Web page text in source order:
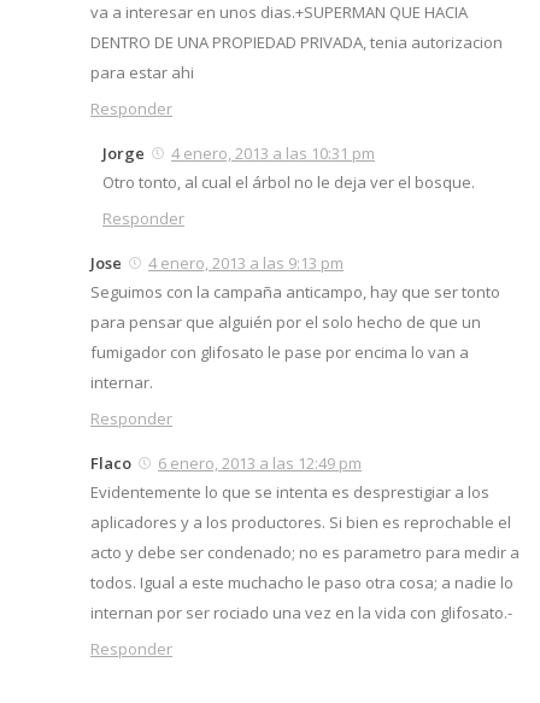
va a interesar en unos dias.+SUPERMAN QUE HACIA
DENTRO DE UNA PROPIEDAD PRIVADA, tenia autorizacion
para estar ahi
Responder
Jorge
4 enero, 2013 a las 10:31 pm
Otro tonto, al cual el árbol no le deja ver el bosque.
Responder
Jose
4 enero, 2013 a las 9:13 pm
Seguimos con la campaña anticampo, hay que ser tonto
para pensar que alguién por el solo hecho de que un
fumigador con glifosato le pase por encima lo van a
internar.
Responder
Flaco
6 enero, 2013 a las 12:49 pm
Evidentemente lo que se intenta es desprestigiar a los
aplicadores y a los productores. Si bien es reprochable el
acto y debe ser condenado; no es parametro para medir a
todos. Igual a este muchacho le paso otra cosa; a nadie lo
internan por ser rociado una vez en la vida con glifosato.-
Responder